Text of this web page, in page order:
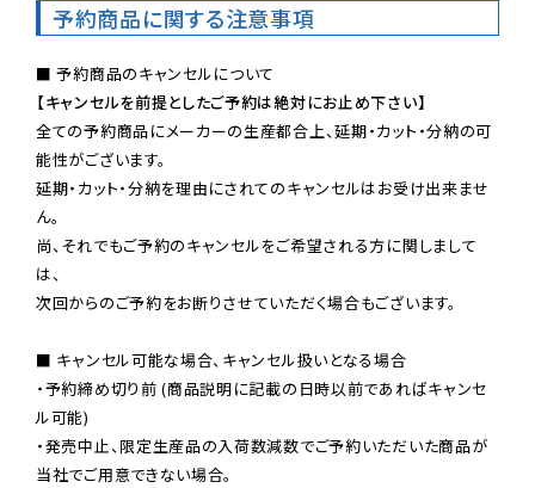
予約商品に関する注意事項
【キャンセルを前提としたご予約は絶対にお止め下さい】
全ての予約商品にメーカーの生産都合上、延期・カット・分納の可
能性がございます。
延期・カット・分納を理由にされてのキャンセルはお受け出来ませ
ん。
尚、それでもご予約のキャンセルをご希望される方に関しまして
は、
次回からのご予約をお断りさせていただく場合もございます。
■ キャンセル可能な場合、キャンセル扱いとなる場合
・予約締め切り前 (商品説明に記載の日時以前であればキャンセ
ル可能)
・発売中止、限定生産品の入荷数減数でご予約いただいた商品が
当社でご用意できない場合。